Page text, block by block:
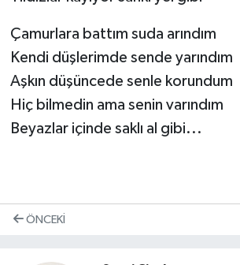
Çamurlara battım suda arındım
Kendi düşlerimde sende yarındım
Aşkın düşüncede senle korundum
Hiç bilmedin ama senin varındım
Beyazlar içinde saklı al gibi...
ÖNCEKI